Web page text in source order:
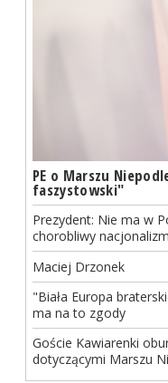
PE o Marszu
faszystowski"
Prezydent: Nie ma w
chorobliwy nacjonalizm
Maciej Drzonek
"Biała Europa
ma na to zgody
Goście Kawiarenki
dotyczącymi Marszu